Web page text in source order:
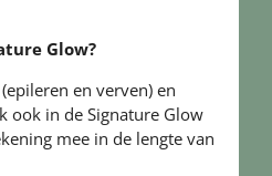
Glow?
en verven) en
ook in de Signature Glow
mee in de lengte van